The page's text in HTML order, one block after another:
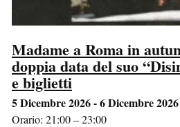
Madame a Roma in
doppia data del suo
e biglietti
5 Dicembre 2026 - 6 Dicembre 2026
Orario: 21:00 – 23:00